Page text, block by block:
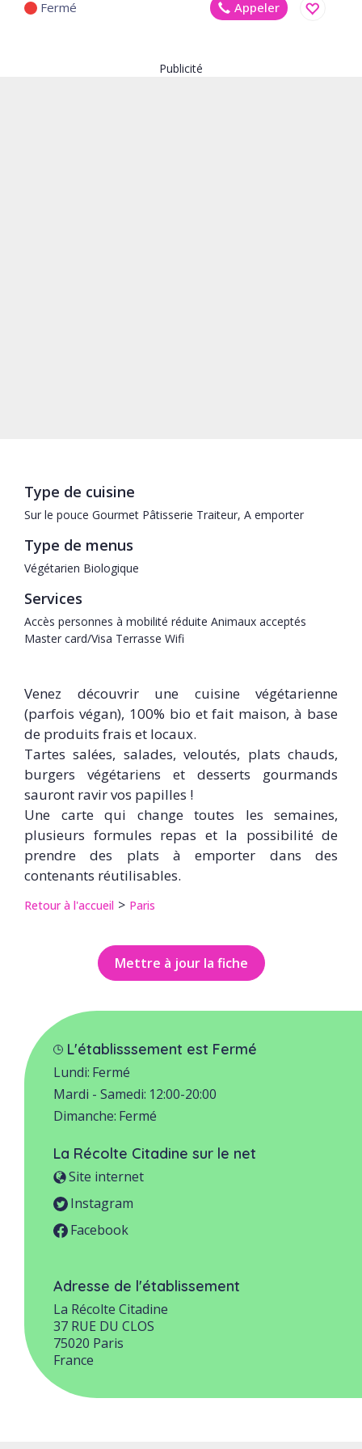
Fermé
Appeler
Publicité
Type de cuisine
Sur le pouce Gourmet Pâtisserie Traiteur, A emporter
Type de menus
Végétarien Biologique
Services
Accès personnes à mobilité réduite Animaux acceptés
Master card/Visa Terrasse Wifi
Venez découvrir une cuisine végétarienne
(parfois végan), 100% bio et fait maison, à base
de produits frais et locaux.
Tartes salées, salades, veloutés, plats chauds,
burgers végétariens et desserts gourmands
sauront ravir vos papilles !
Une carte qui change toutes les semaines,
plusieurs formules repas et la possibilité de
prendre des plats à emporter dans des
contenants réutilisables.
Retour à l'accueil Paris
Mettre à jour la fiche
L'établisssement est Fermé
Lundi: Fermé
Mardi - Samedi: 12:00-20:00
Dimanche: Fermé
La Récolte Citadine sur le net
Site internet
Instagram
Facebook
Adresse de l'établissement
La Récolte Citadine
37 RUE DU CLOS
75020 Paris
France